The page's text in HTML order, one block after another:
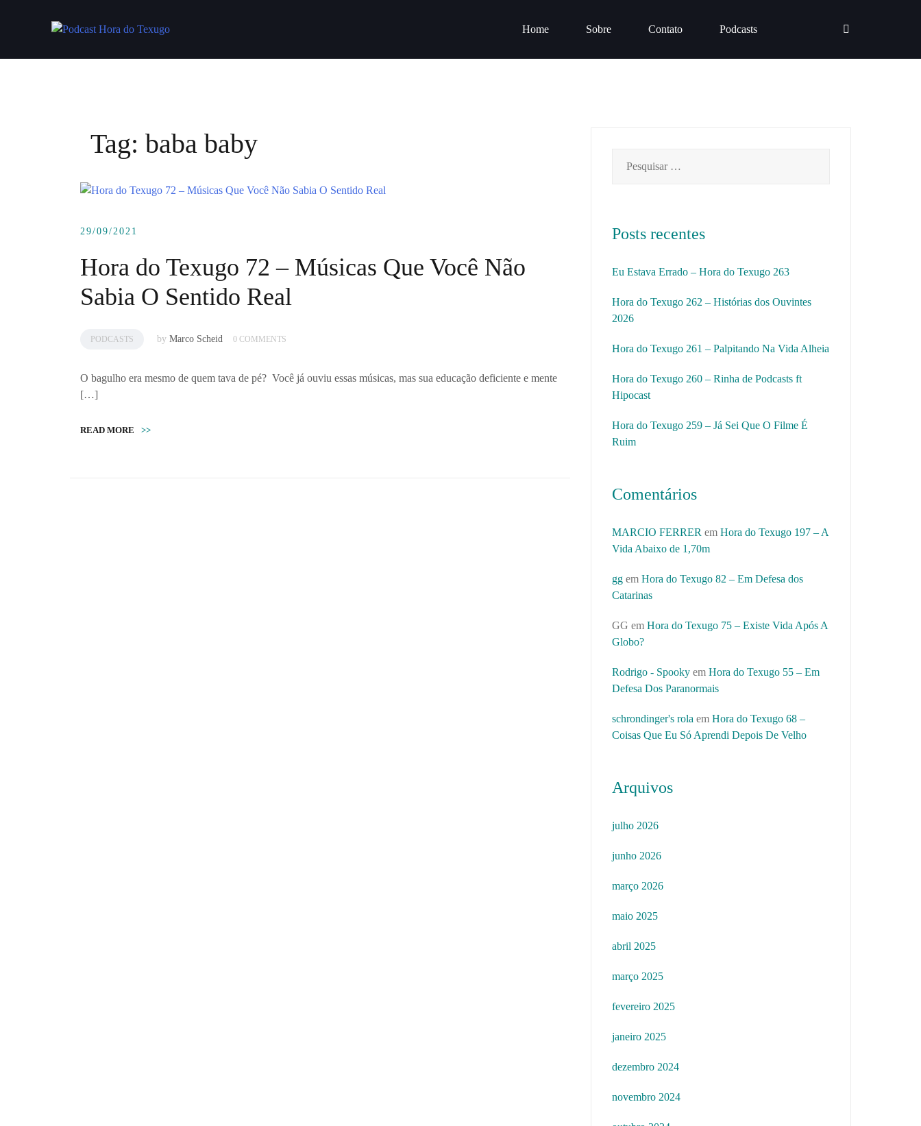
Home Sobre Contato Podcasts
Tag: baba baby
29/09/2021
Hora do Texugo 72 – Músicas Que Você Não
Sabia O Sentido Real
PODCASTS by Marco Scheid 0 COMMENTS
O bagulho era mesmo de quem tava de pé? Você já ouviu essas músicas, mas sua educação deficiente e mente
[…]
READ MORE >>
por:
Posts recentes
Eu Estava Errado – Hora do Texugo 263
Hora do Texugo 262 – Histórias dos Ouvintes
2026
Hora do Texugo 261 – Palpitando Na Vida Alheia
Hora do Texugo 260 – Rinha de Podcasts ft
Hipocast
Hora do Texugo 259 – Já Sei Que O Filme É
Ruim
Comentários
MARCIO FERRER em Hora do Texugo 197 – A
Vida Abaixo de 1,70m
gg em Hora do Texugo 82 – Em Defesa dos
Catarinas
GG em Hora do Texugo 75 – Existe Vida Após A
Globo?
Rodrigo - Spooky em Hora do Texugo 55 – Em
Defesa Dos Paranormais
schrondinger's rola em Hora do Texugo 68 –
Coisas Que Eu Só Aprendi Depois De Velho
Arquivos
julho 2026
junho 2026
março 2026
maio 2025
abril 2025
março 2025
fevereiro 2025
janeiro 2025
dezembro 2024
novembro 2024